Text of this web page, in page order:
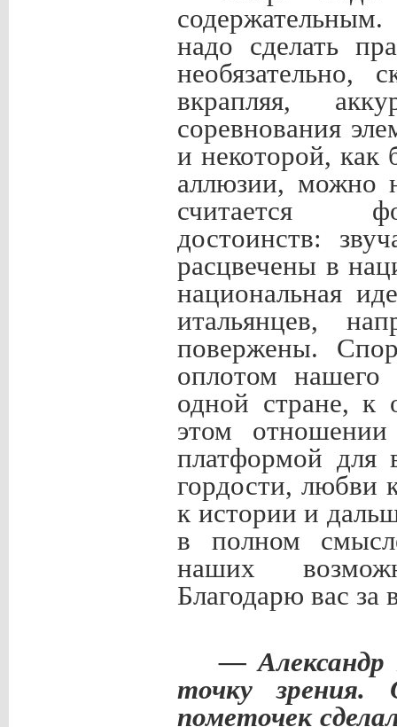
надо сделать
необязательно,
вкрапляя,
соревнования
и некоторой, как
аллюзии, можно
считается
достоинств:
расцвечены в
национальная
итальянцев,
повержены.
оплотом
одной стране, к
этом
платформой для
гордости, любви
к истории и
в полном
наших
Благодарю вас за
— Александр
точку зрения.
пометочек